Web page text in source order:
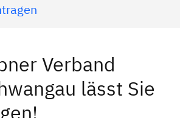
Verband
lässt Sie